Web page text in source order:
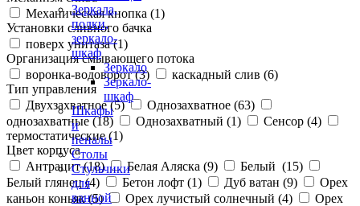
Зеркала,
полки,
зеркало-
шкаф
Зеркало
Зеркало-
шкаф
Шкафы
и
пеналы
Столы
Стульчики
для
ванной
Механическая кнопка (1)
Установки сливного бачка
поверх унитаза (1)
Организация смывающего потока
воронка-водоворот (3) каскадный слив (6)
Тип управления
Двухзахватное (5) Однозахватное (63)
однозахватные (18) Однозахватный (1) Сенсор (4)
термостатические (1)
Цвет корпуса
Антрацит (18) Белая Аляска (9) Белый (15)
Белый глянец (4) Бетон лофт (1) Дуб ватан (9)
Орех
каньон коньяк (5) Орех лучистый солнечный (4)
Орех